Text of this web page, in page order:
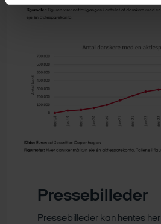
Pressebilleder
Pressebilleder kan hentes her